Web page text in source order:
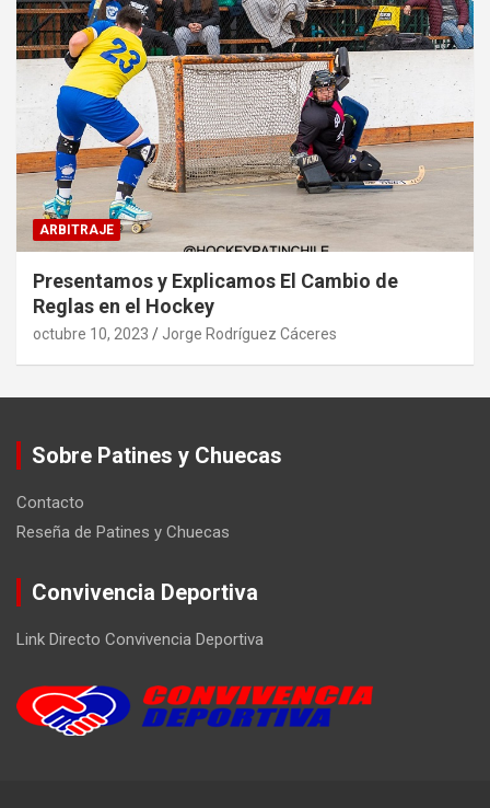
ARBITRAJE
Presentamos y Explicamos El Cambio de
Reglas en el Hockey
octubre 10, 2023 Jorge Rodríguez Cáceres
Sobre Patines y Chuecas
Contacto
Reseña de Patines y Chuecas
Convivencia Deportiva
Link Directo Convivencia Deportiva